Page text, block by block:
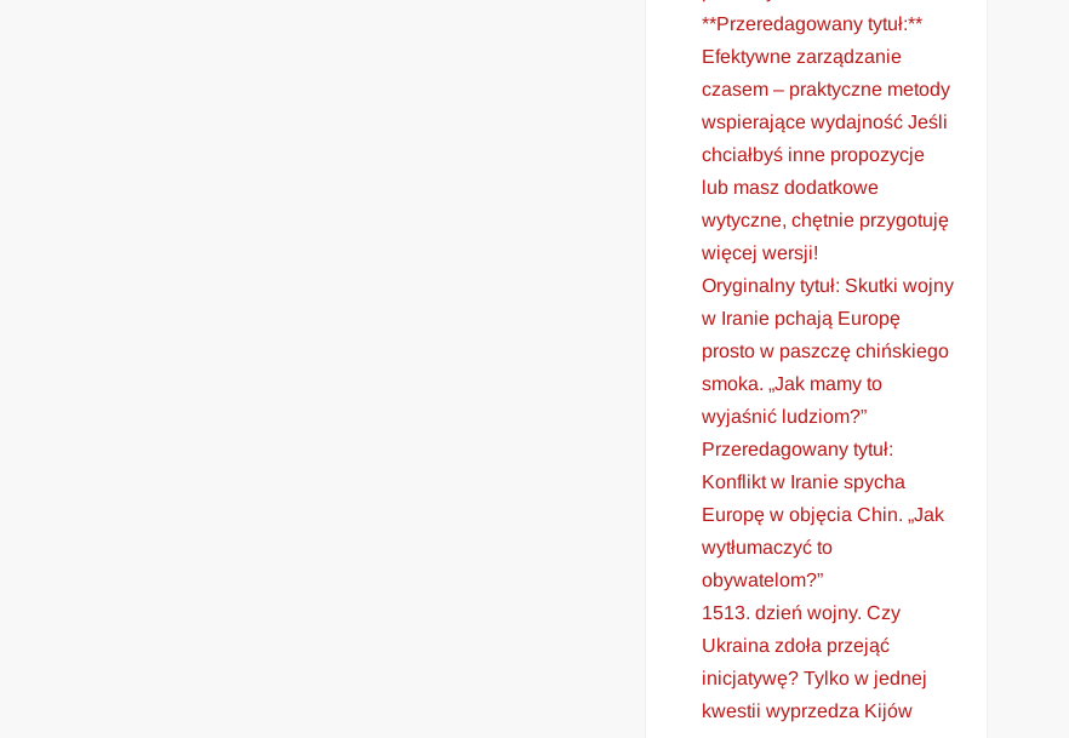
**Przeredagowany tytuł:**
Efektywne zarządzanie
czasem – praktyczne metody
wspierające wydajność Jeśli
chciałbyś inne propozycje
lub masz dodatkowe
wytyczne, chętnie przygotuję
więcej wersji!
Oryginalny tytuł: Skutki wojny
w Iranie pchają Europę
prosto w paszczę chińskiego
smoka. „Jak mamy to
wyjaśnić ludziom?”
Przeredagowany tytuł:
Konflikt w Iranie spycha
Europę w objęcia Chin. „Jak
wytłumaczyć to
obywatelom?”
1513. dzień wojny. Czy
Ukraina zdoła przejąć
inicjatywę? Tylko w jednej
kwestii wyprzedza Kijów